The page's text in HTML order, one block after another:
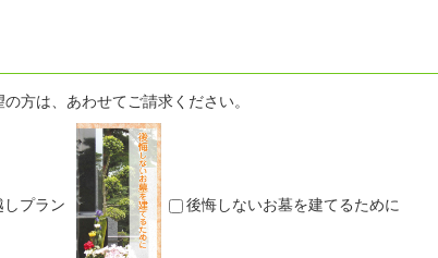
方は、あわせてご請求ください。
しプラン 後悔しないお墓を建てるために